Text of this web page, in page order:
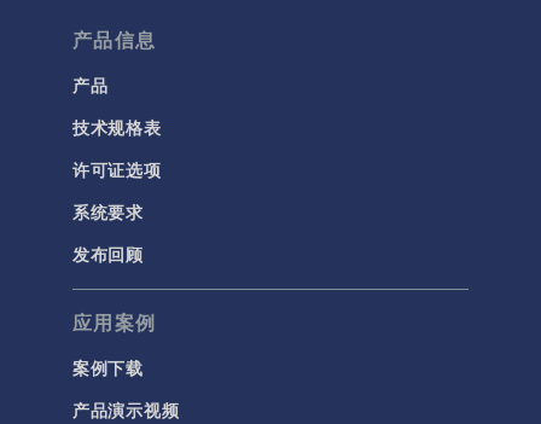
产品信息
产品
技术规格表
许可证选项
系统要求
发布回顾
应用案例
案例下载
产品演示视频